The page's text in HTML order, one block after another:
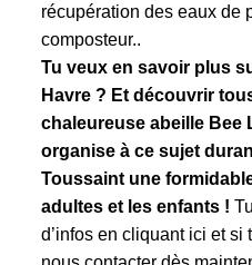
récupération des eaux de
composteur..
Tu veux en savoir plus
Havre ? Et découvrir
chaleureuse abeille Bee
organise à ce sujet
Toussaint une
adultes et les enfants !
d’infosen cliquant ici et si